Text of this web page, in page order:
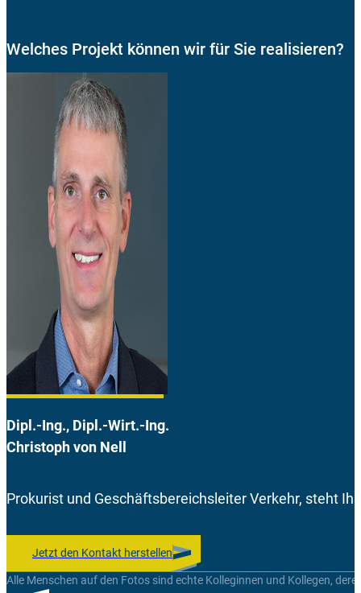
Welches Projekt können wir für Sie realisieren?
Dipl.-Ing., Dipl.-Wirt.-Ing.
Christoph von Nell
Prokurist und Geschäftsbereichsleiter Verkehr, steht
Jetzt den Kontakt herstellen
Alle Menschen auf den Fotos sind echte Kolleginnen und Kollegen,